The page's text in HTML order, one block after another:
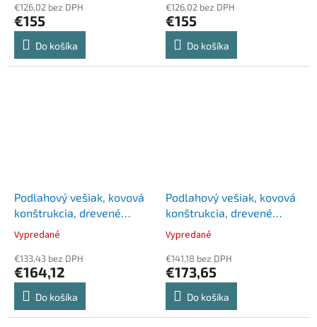
€126,02 bez DPH
€155
Do košíka
€126,02 bez DPH
€155
Do košíka
Podlahový vešiak, kovová
konštrukcia, drevené
doplnky, "Dallas",
strieborný
Vypredané
€133,43 bez DPH
€164,12
Do košíka
Podlahový vešiak, kovová
konštrukcia, drevené
doplnky, "Orione",
strieborný
Vypredané
€141,18 bez DPH
€173,65
Do košíka